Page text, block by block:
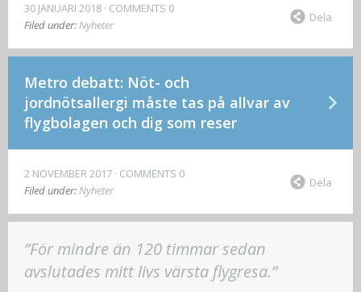
30 JANUARI 2018 COMMENTS 0
Filed under:Nyheter
Dela
Metro debatt: Nöt- och
jordnötsallergi måste tas på allvar av
flygbolagen och dig som reser
2 NOVEMBER 2017 COMMENTS 0
Filed under:Nyheter
Dela
”För mindre än 120 timmar sedan
avslutades mitt livs värsta flygresa.”